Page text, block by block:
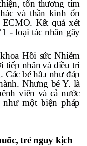
tổn thương tim
và thần kinh ổn
Kết quả xét
- loại tác nhân gây
Hồi sức Nhiễm
tiếp nhận và điều trị
Các bé hầu như đáp
Nhưng bé Y. là
viện và cả nước
một biện pháp
trẻ nguy kịch